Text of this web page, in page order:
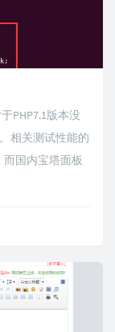
PHP7.1版本没
相关测试性能的
国内宝塔面板